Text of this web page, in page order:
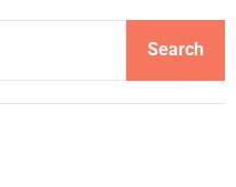
Search